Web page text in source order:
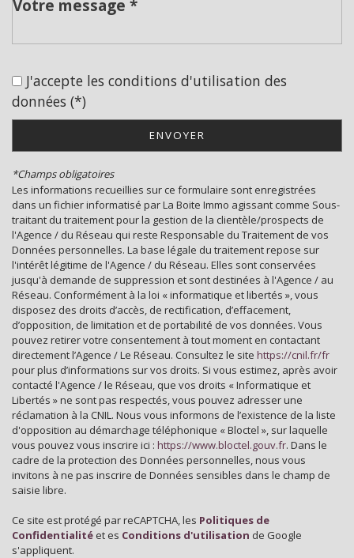
École maternelle
École primaire
Enseignement supérieur
Lycée
Gare ferroviaire
Bureau de poste
Mairie
statistiques
Nombre d'habitants
35 798
Propriétaires (vs. locataires)
39,30 %
Taxe habitation
11,99 %
Taxe foncière
24,09 %
Habitants de moins de 25 ans
28,31 %
Habitants de 25 à 55 ans
Habitants de plus de 55 ans
Nombre d'enfants par famille
J'accepte les conditions d'utilisation des
données (*)
ENVOYER
*Champs obligatoires
Les informations recueillies sur ce formulaire sont enregistrées
dans un fichier informatisé par La Boite Immo agissant comme Sous-
traitant du traitement pour la gestion de la clientèle/prospects de
l'Agence / du Réseau qui reste Responsable du Traitement de vos
Données personnelles. La base légale du traitement repose sur
l'intérêt légitime de l'Agence / du Réseau. Elles sont conservées
jusqu'à demande de suppression et sont destinées à l'Agence / au
Réseau. Conformément à la loi « informatique et libertés », vous
disposez des droits d’accès, de rectification, d’effacement,
d’opposition, de limitation et de portabilité de vos données. Vous
pouvez retirer votre consentement à tout moment en contactant
directement l’Agence / Le Réseau. Consultez le site https://cnil.fr/fr
pour plus d’informations sur vos droits. Si vous estimez, après avoir
contacté l'Agence / le Réseau, que vos droits « Informatique et
Libertés » ne sont pas respectés, vous pouvez adresser une
réclamation à la CNIL. Nous vous informons de l’existence de la liste
d'opposition au démarchage téléphonique « Bloctel », sur laquelle
vous pouvez vous inscrire ici : https://www.bloctel.gouv.fr. Dans le
cadre de la protection des Données personnelles, nous vous
invitons à ne pas inscrire de Données sensibles dans le champ de
saisie libre.
Ce site est protégé par reCAPTCHA, les Politiques de
Confidentialité et es Conditions d'utilisation de Google
s'appliquent.